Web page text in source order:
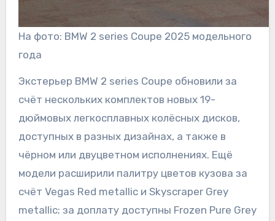
На фото: BMW 2 series Coupe 2025 модельного
года
Экстерьер BMW 2 series Coupe обновили за
счёт нескольких комплектов новых 19-
дюймовых легкосплавных колёсных дисков,
доступных в разных дизайнах, а также в
чёрном или двуцветном исполнениях. Ещё
модели расширили палитру цветов кузова за
счёт Vegas Red metallic и Skyscraper Grey
metallic; за доплату доступны Frozen Pure Grey